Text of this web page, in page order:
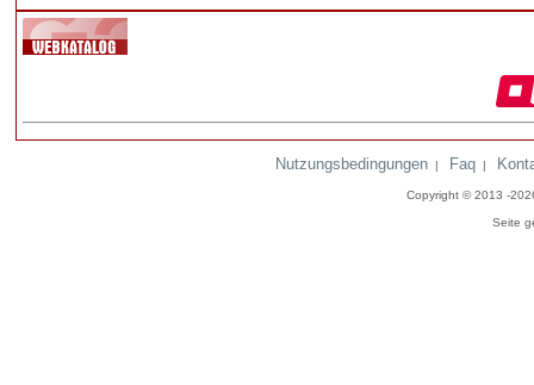
Nutzungsbedingungen | Faq |
Copyright © 2013 -
Seite